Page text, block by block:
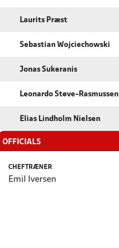
Laurits Præst
Sebastian Wojciechowski
Jonas Sukeranis
Leonardo Støve-Rasmussen
Elias Lindholm Nielsen
OFFICIALS
CHEFTRÆNER
Emil Iversen